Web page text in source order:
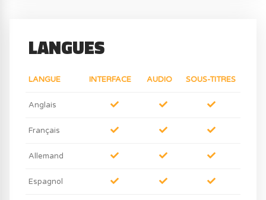
LANGUES
LANGUE INTERFACE AUDIO SOUS-TITRES
Anglais
Français
Allemand
Espagnol